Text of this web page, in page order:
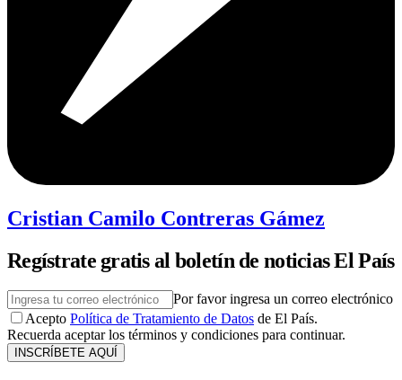
Cristian Camilo Contreras Gámez
Regístrate gratis al boletín de noticias El País
Por favor ingresa un correo electrónico
Acepto Política de Tratamiento de Datos de El País.
Recuerda aceptar los términos y condiciones para continuar.
INSCRÍBETE AQUÍ